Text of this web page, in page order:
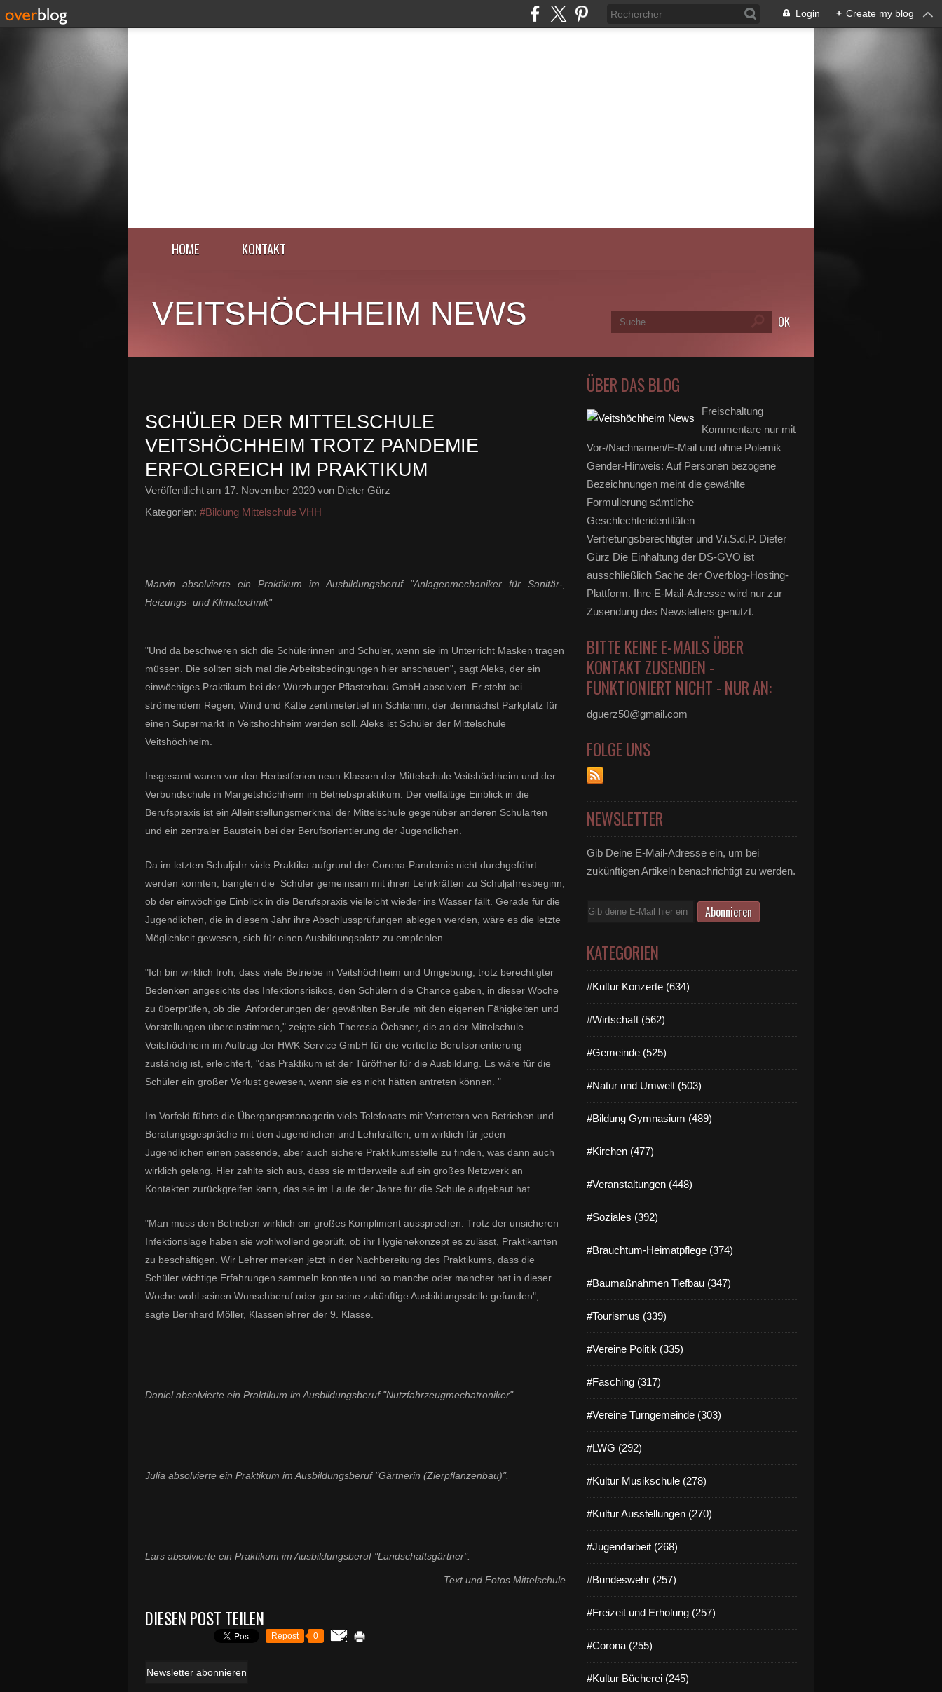
Login + Create my blog
HOME KONTAKT
VEITSHÖCHHEIM NEWS
SCHÜLER DER MITTELSCHULE
VEITSHÖCHHEIM TROTZ PANDEMIE
ERFOLGREICH IM PRAKTIKUM
Veröffentlicht am 17. November 2020 von Dieter Gürz
Kategorien: #Bildung Mittelschule VHH
Marvin absolvierte ein Praktikum im Ausbildungsberuf "Anlagenmechaniker für Sanitär-,
Heizungs- und Klimatechnik"
"Und da beschweren sich die Schülerinnen und Schüler, wenn sie im Unterricht Masken tragen
müssen. Die sollten sich mal die Arbeitsbedingungen hier anschauen", sagt Aleks, der ein
einwöchiges Praktikum bei der Würzburger Pflasterbau GmbH absolviert. Er steht bei
strömendem Regen, Wind und Kälte zentimetertief im Schlamm, der demnächst Parkplatz für
einen Supermarkt in Veitshöchheim werden soll. Aleks ist Schüler der Mittelschule
Veitshöchheim.
Insgesamt waren vor den Herbstferien neun Klassen der Mittelschule Veitshöchheim und der
Verbundschule in Margetshöchheim im Betriebspraktikum. Der vielfältige Einblick in die
Berufspraxis ist ein Alleinstellungsmerkmal der Mittelschule gegenüber anderen Schularten
und ein zentraler Baustein bei der Berufsorientierung der Jugendlichen.
Da im letzten Schuljahr viele Praktika aufgrund der Corona-Pandemie nicht durchgeführt
werden konnten, bangten die Schüler gemeinsam mit ihren Lehrkräften zu Schuljahresbeginn,
ob der einwöchige Einblick in die Berufspraxis vielleicht wieder ins Wasser fällt. Gerade für die
Jugendlichen, die in diesem Jahr ihre Abschlussprüfungen ablegen werden, wäre es die letzte
Möglichkeit gewesen, sich für einen Ausbildungsplatz zu empfehlen.
"Ich bin wirklich froh, dass viele Betriebe in Veitshöchheim und Umgebung, trotz berechtigter
Bedenken angesichts des Infektionsrisikos, den Schülern die Chance gaben, in dieser Woche
zu überprüfen, ob die Anforderungen der gewählten Berufe mit den eigenen Fähigkeiten und
Vorstellungen übereinstimmen," zeigte sich Theresia Öchsner, die an der Mittelschule
Veitshöchheim im Auftrag der HWK-Service GmbH für die vertiefte Berufsorientierung
zuständig ist, erleichtert, "das Praktikum ist der Türöffner für die Ausbildung. Es wäre für die
Schüler ein großer Verlust gewesen, wenn sie es nicht hätten antreten können. "
Im Vorfeld führte die Übergangsmanagerin viele Telefonate mit Vertretern von Betrieben und
Beratungsgespräche mit den Jugendlichen und Lehrkräften, um wirklich für jeden
Jugendlichen einen passende, aber auch sichere Praktikumsstelle zu finden, was dann auch
wirklich gelang. Hier zahlte sich aus, dass sie mittlerweile auf ein großes Netzwerk an
Kontakten zurückgreifen kann, das sie im Laufe der Jahre für die Schule aufgebaut hat.
"Man muss den Betrieben wirklich ein großes Kompliment aussprechen. Trotz der unsicheren
Infektionslage haben sie wohlwollend geprüft, ob ihr Hygienekonzept es zulässt, Praktikanten
zu beschäftigen. Wir Lehrer merken jetzt in der Nachbereitung des Praktikums, dass die
Schüler wichtige Erfahrungen sammeln konnten und so manche oder mancher hat in dieser
Woche wohl seinen Wunschberuf oder gar seine zukünftige Ausbildungsstelle gefunden",
sagte Bernhard Möller, Klassenlehrer der 9. Klasse.
Daniel absolvierte ein Praktikum im Ausbildungsberuf "Nutzfahrzeugmechatroniker".
Julia absolvierte ein Praktikum im Ausbildungsberuf "Gärtnerin (Zierpflanzenbau)".
Lars absolvierte ein Praktikum im Ausbildungsberuf "Landschaftsgärtner".
Text und Fotos Mittelschule
DIESEN POST TEILEN
Repost 0
Newsletter abonnieren
ÜBER DAS BLOG
Freischaltung
Kommentare nur mit
Vor-/Nachnamen/E-Mail und ohne Polemik
Gender-Hinweis: Auf Personen bezogene
Bezeichnungen meint die gewählte
Formulierung sämtliche
Geschlechteridentitäten
Vertretungsberechtigter und V.i.S.d.P. Dieter
Gürz Die Einhaltung der DS-GVO ist
ausschließlich Sache der Overblog-Hosting-
Plattform. Ihre E-Mail-Adresse wird nur zur
Zusendung des Newsletters genutzt.
BITTE KEINE E-MAILS ÜBER
KONTAKT ZUSENDEN -
FUNKTIONIERT NICHT - NUR AN:
dguerz50@gmail.com
FOLGE UNS
NEWSLETTER
Gib Deine E-Mail-Adresse ein, um bei
zukünftigen Artikeln benachrichtigt zu werden.
E-
KATEGORIEN
#Kultur Konzerte (634)
#Wirtschaft (562)
#Gemeinde (525)
#Natur und Umwelt (503)
#Bildung Gymnasium (489)
#Kirchen (477)
#Veranstaltungen (448)
#Soziales (392)
#Brauchtum-Heimatpflege (374)
#Baumaßnahmen Tiefbau (347)
#Tourismus (339)
#Vereine Politik (335)
#Fasching (317)
#Vereine Turngemeinde (303)
#LWG (292)
#Kultur Musikschule (278)
#Kultur Ausstellungen (270)
#Jugendarbeit (268)
#Bundeswehr (257)
#Freizeit und Erholung (257)
#Corona (255)
#Kultur Bücherei (245)